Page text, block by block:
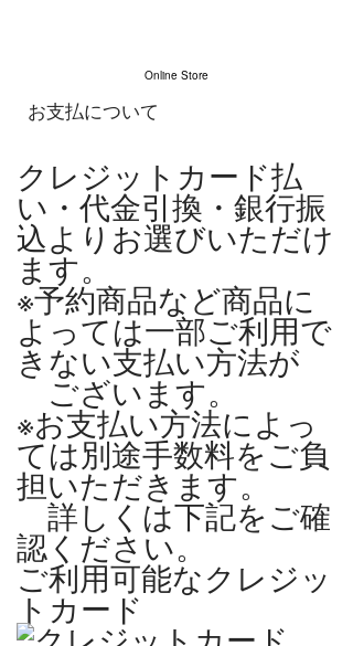
Online Store
お支払について
クレジットカード払
い・代金引換・銀行振
込よりお選びいただけ
ます。
※予約商品など商品に
よっては一部ご利用で
きない支払い方法が
ございます。
※お支払い方法によっ
ては別途手数料をご負
担いただきます。
詳しくは下記をご確
認ください。
ご利用可能なクレジッ
トカード